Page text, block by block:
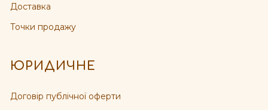
Доставка
Точки продажу
ЮРИДИЧНЕ
Договір публічної оферти